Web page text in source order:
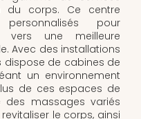
corps. Ce centre
pour
vers une meilleure
Avec des installations
dispose de cabines de
un environnement
de ces espaces de
des massages variés
le corps, ainsi